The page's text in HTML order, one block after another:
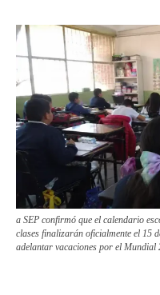
a SEP confirmó que el calendario
clases finalizarán oficialmente el 15
adelantar vacaciones por el Mundial